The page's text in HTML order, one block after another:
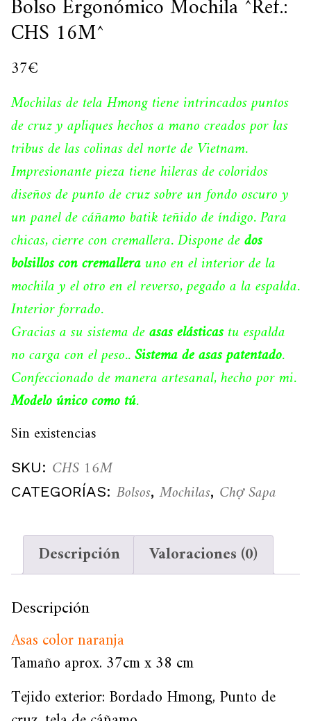
Bolso Ergonómico Mochila ^Ref.:
CHS 16M^
37€
Mochilas de tela Hmong tiene intrincados puntos
de cruz y apliques hechos a mano creados por las
tribus de las colinas del norte de Vietnam.
Impresionante pieza tiene hileras de coloridos
diseños de punto de cruz sobre un fondo oscuro y
un panel de cáñamo batik teñido de índigo. Para
chicas, cierre con cremallera. Dispone dedos
bolsillos con cremallerauno en el interior de la
mochila y el otro en el reverso, pegado a la espalda.
Interior forrado.
Gracias a su sistema deasas elásticastu espalda
no carga con el peso..Sistema de asas patentado.
Confeccionado de manera artesanal, hecho por mi.
Modelo único como tú.
Sin existencias
SKU: CHS 16M
CATEGORÍAS: Bolsos,Mochilas, Chợ Sapa
Descripción Valoraciones (0)
Descripción
Asas color naranja
Tamaño aprox. 37cm x 38 cm
Tejido exterior: Bordado Hmong, Punto de